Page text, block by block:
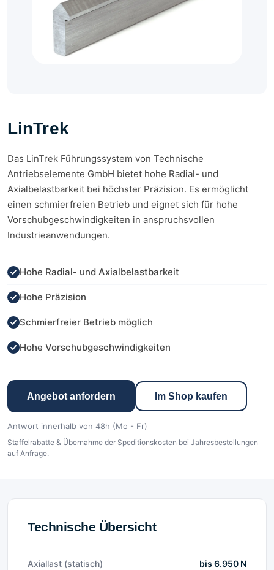
LinTrek
Das LinTrek Führungssystem von Technische
Antriebselemente GmbH bietet hohe Radial- und
Axialbelastbarkeit bei höchster Präzision. Es ermöglicht
einen schmierfreien Betrieb und eignet sich für hohe
Vorschubgeschwindigkeiten in anspruchsvollen
Industrieanwendungen.
Hohe Radial- und Axialbelastbarkeit
Hohe Präzision
Schmierfreier Betrieb möglich
Hohe Vorschubgeschwindigkeiten
Angebot anfordern Im Shop kaufen
Antwort innerhalb von 48h (Mo - Fr)
Staffelrabatte & Übernahme der Speditionskosten bei Jahresbestellungen
auf Anfrage.
Technische Übersicht
Axiallast (statisch) bis 6.950 N